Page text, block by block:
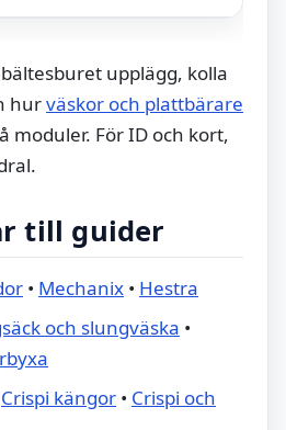
upplägg, kolla
hurväskor och plattbärare
moduler. För ID och kort,
till guider
• Mechanix • Hestra
och slungväska •
Crispi kängor • Crispi och